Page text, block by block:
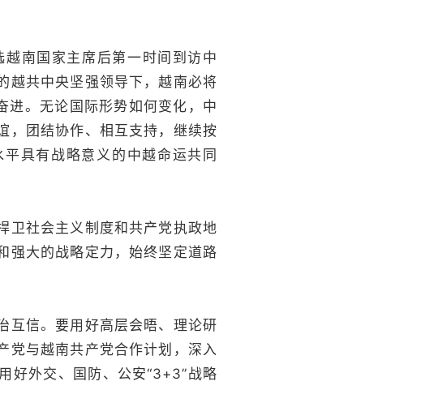
南国家主席后第一时间到访中
越共中央坚强领导下，越南必将
进。无论国际形势如何变化，中
，团结协作、相互支持，继续按
具有战略意义的中越命运共同
社会主义制度和共产党执政地
强大的战略定力，始终坚定道路
信。要用好高层会晤、理论研
党与越南共产党合作计划，深入
好外交、国防、公安“3+3”战略